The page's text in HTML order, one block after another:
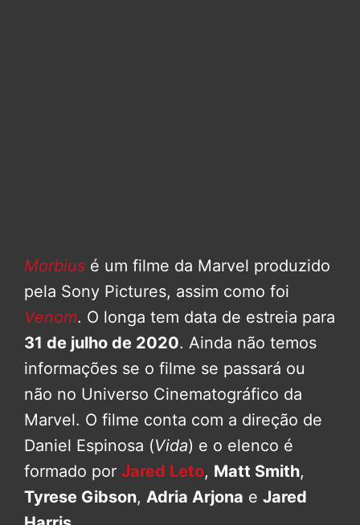
Morbius é um filme da Marvel produzido
pela Sony Pictures, assim como foi
Venom. O longa tem data de estreia para
31 de julho de 2020. Ainda não temos
informações se o filme se passará ou
não no Universo Cinematográfico da
Marvel. O filme conta com a direção de
Daniel Espinosa (Vida) e o elenco é
formado por Jared Leto, Matt Smith,
Tyrese Gibson, Adria Arjona e Jared